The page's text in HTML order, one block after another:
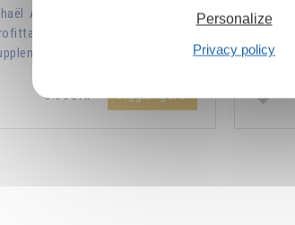
Aïvanhov Pensieri Quotidiani
dello sconto di 2 CHF per
aggiunta all'ordine !
5.00CHF Aggiungere
Non,
Personalize
Privacy policy